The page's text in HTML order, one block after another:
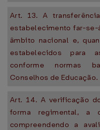
Art. 13. A
estabelecimento far-se-
âmbito nacional e,
estabelecidos para
conforme normas
Conselhos de Educação.
Art. 14. A verificação
forma regimental, a
compreendendo a